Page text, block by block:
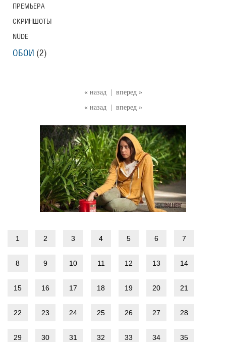
« назад
вперед »
« назад
вперед »
1 2 3 4 5 6 7
8 9 10 11 12 13 14
15 16 17 18 19 20 21
22 23 24 25 26 27 28
29 30 31 32 33 34 35
ПРЕМЬЕРА
СКРИНШОТЫ
NUDE
ОБОИ (2)